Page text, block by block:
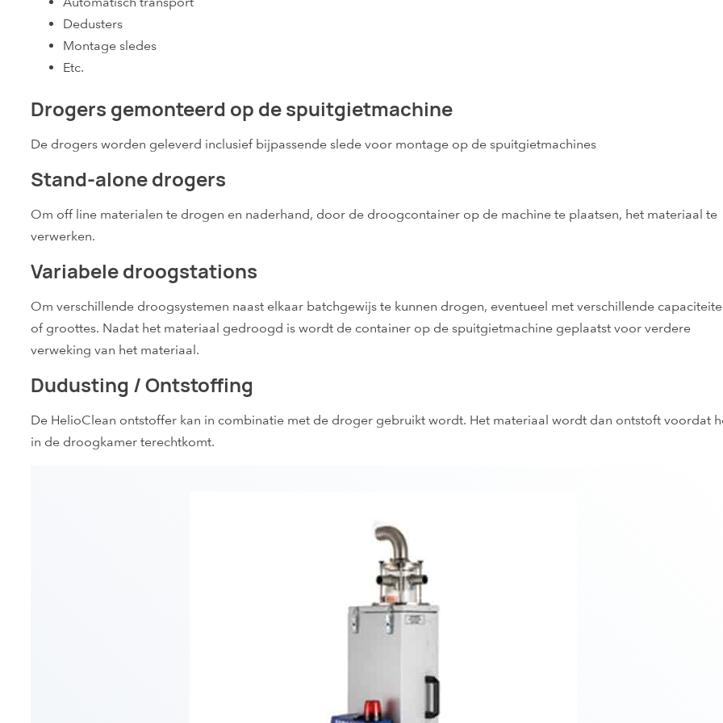
Dedusters
Montage sledes
Etc.
Drogers gemonteerd op de spuitgietmachine
De drogers worden geleverd inclusief bijpassende slede voor montage op de spuitgietmachines
Stand-alone drogers
Om off line materialen te drogen en naderhand, door de droogcontainer op de machine te plaatsen, het materiaal te
verwerken.
Variabele droogstations
Om verschillende droogsystemen naast elkaar batchgewijs te kunnen drogen, eventueel met verschillende
of groottes. Nadat het materiaal gedroogd is wordt de container op de spuitgietmachine geplaatst voor verdere
verweking van het materiaal.
Dudusting / Ontstoffing
De HelioClean ontstoffer kan in combinatie met de droger gebruikt wordt. Het materiaal wordt dan ontstoft voordat
in de droogkamer terechtkomt.